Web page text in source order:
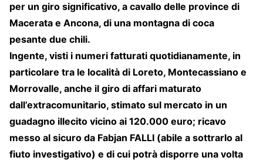
per un giro significativo, a cavallo delle province di
Macerata e Ancona, di una montagna di coca
pesante due chili.
Ingente, visti i numeri fatturati quotidianamente, in
particolare tra le località di Loreto, Montecassiano e
Morrovalle, anche il giro di affari maturato
dall’extracomunitario, stimato sul mercato in un
guadagno illecito vicino ai 120.000 euro; ricavo
messo al sicuro da Fabjan FALLI (abile a sottrarlo al
fiuto investigativo) e di cui potrà disporre una volta